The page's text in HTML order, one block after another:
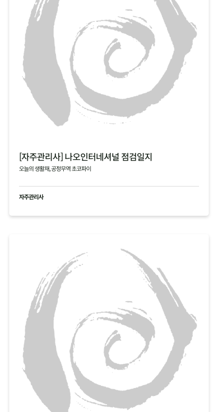
[자주관리사] 나오인터네셔널 점검일지
오늘의 생활재, 공정무역 초코파이
자주관리사